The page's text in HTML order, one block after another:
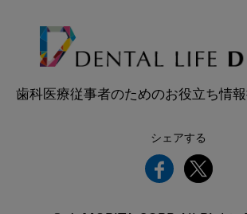
歯科医療従事者のためのお役立ち情
シェアする